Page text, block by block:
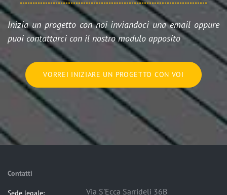
Inizia un progetto con noi inviandoci una email oppure
puoi contattarci con il nostro modulo apposito
VORREI INIZIARE UN PROGETTO CON VOI
Contatti
Sede legale: Via S'Ecca Sarrideli 36B